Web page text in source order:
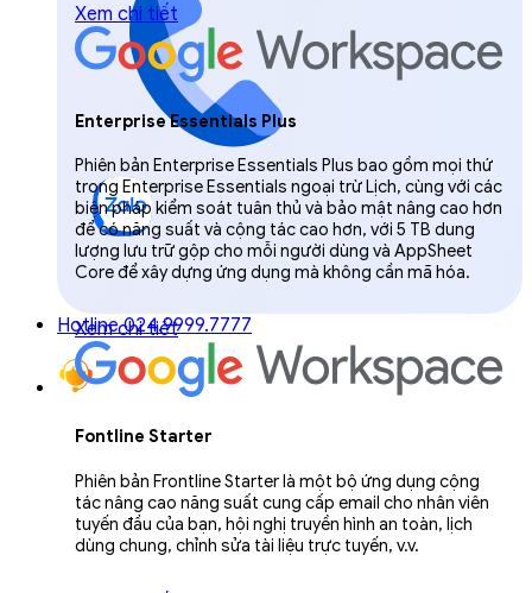
Hotline 024.9999.7777
Xem chi tiết
Enterprise Essentials Plus
Phiên bản Enterprise Essentials Plus bao gồm mọi thứ
trong Enterprise Essentials ngoại trừ Lịch, cùng với các
biện pháp kiểm soát tuân thủ và bảo mật nâng cao hơn
để có năng suất và cộng tác cao hơn, với 5 TB dung
lượng lưu trữ gộp cho mỗi người dùng và AppSheet
Core để xây dựng ứng dụng mà không cần mã hóa.
Xem chi tiết
Fontline Starter
Phiên bản Frontline Starter là một bộ ứng dụng cộng
tác nâng cao năng suất cung cấp email cho nhân viên
tuyến đầu của bạn, hội nghị truyền hình an toàn, lịch
dùng chung, chỉnh sửa tài liệu trực tuyến, v.v.